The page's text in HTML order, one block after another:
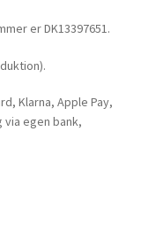
er DK13397651.
Klarna, Apple Pay,
via egen bank,